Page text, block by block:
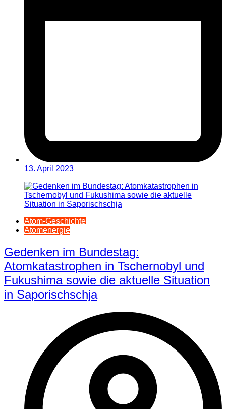
13. April 2023
Atom-Geschichte
Atomenergie
Gedenken im Bundestag:
Atomkatastrophen in Tschernobyl und
Fukushima sowie die aktuelle Situation
in Saporischschja